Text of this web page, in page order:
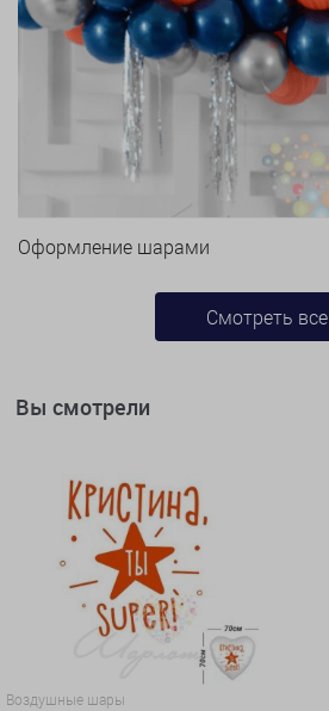
Оформление шарами
Смотреть все
Вы смотрели
Воздушные шары